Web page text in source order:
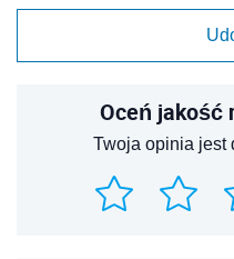
Oceń jakość
Twoja opinia jest